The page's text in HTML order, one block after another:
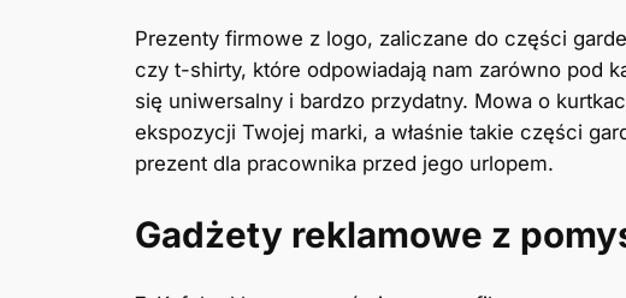
Prezenty firmowe z logo, zaliczane do części
czy t-shirty, które odpowiadają nam zarówno pod
się uniwersalny i bardzo przydatny. Mowa o
ekspozycji Twojej marki, a właśnie takie części
prezent dla pracownika przed jego urlopem.
Gadżety reklamowe z